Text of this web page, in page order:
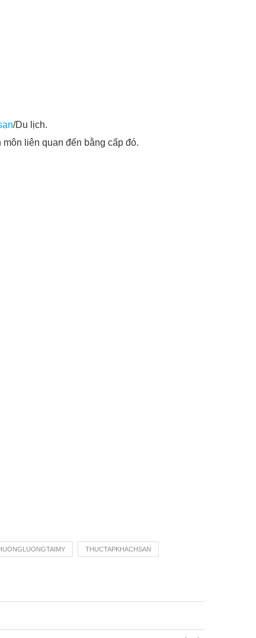
/Du lịch.
liên quan đến bằng cấp đó.
THUCTAPKHACHSAN